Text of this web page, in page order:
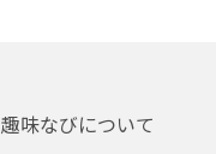
趣味なびについて